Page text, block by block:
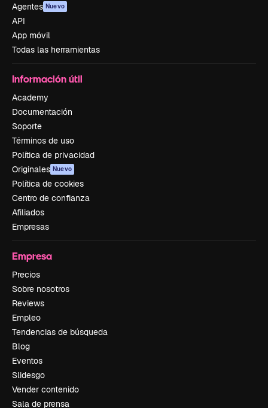
Agentes Nuevo
API
App móvil
Todas las herramientas
Información útil
Academy
Documentación
Soporte
Términos de uso
Política de privacidad
Originales Nuevo
Política de cookies
Centro de confianza
Afiliados
Empresas
Empresa
Precios
Sobre nosotros
Reviews
Empleo
Tendencias de búsqueda
Blog
Eventos
Slidesgo
Vender contenido
Sala de prensa